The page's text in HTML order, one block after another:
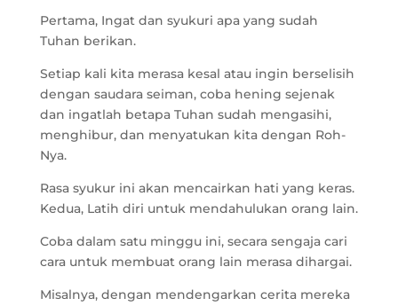
Pertama, Ingat dan syukuri apa yang sudah
Tuhan berikan.
Setiap kali kita merasa kesal atau ingin berselisih
dengan saudara seiman, coba hening sejenak
dan ingatlah betapa Tuhan sudah mengasihi,
menghibur, dan menyatukan kita dengan Roh-
Nya.
Rasa syukur ini akan mencairkan hati yang keras.
Kedua, Latih diri untuk mendahulukan orang lain.
Coba dalam satu minggu ini, secara sengaja cari
cara untuk membuat orang lain merasa dihargai.
Misalnya, dengan mendengarkan cerita mereka